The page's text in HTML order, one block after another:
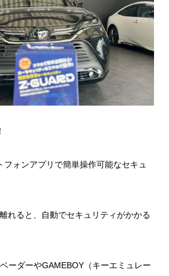
ォンアプリで簡単操作可能なセキュ
れると、自動でセキュリティがかかる
ーダーやGAMEBOY（キーエミュレー